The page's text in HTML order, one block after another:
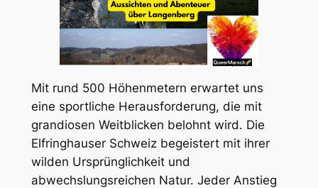
Mit rund 500 Höhenmetern erwartet uns
eine sportliche Herausforderung, die mit
grandiosen Weitblicken belohnt wird. Die
Elfringhauser Schweiz begeistert mit ihrer
wilden Ursprünglichkeit und
abwechslungsreichen Natur. Jeder Anstieg